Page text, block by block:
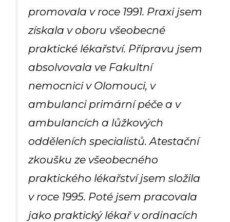
promovala v roce 1991. Praxi jsem
získala v oboru všeobecné
praktické lékařství. Přípravu jsem
absolvovala ve Fakultní
nemocnici v Olomouci, v
ambulanci primární péče a v
ambulancích a lůžkových
odděleních specialistů. Atestační
zkoušku ze všeobecného
praktického lékařství jsem složila
v roce 1995. Poté jsem pracovala
jako praktický lékař v ordinacích